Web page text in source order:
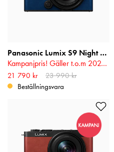
Panasonic Lumix S9 Night Blue 18-40mm f/4.5-6.3
Kampanjpris! Gäller t.o.m 2026-08-17
Nuvarande pris:21 790 kr
pris :23 990 kr
21 790 kr
23 990 kr
Beställningsvara